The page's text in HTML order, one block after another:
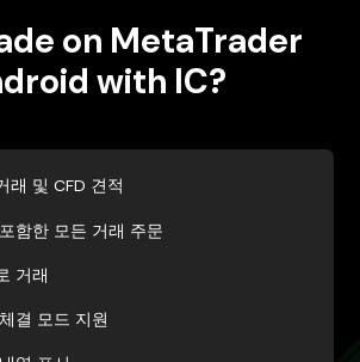
on MetaTrader
with IC?
래 및 CFD 견적
함한 모든 거래 주문
거래
결 모드 지원